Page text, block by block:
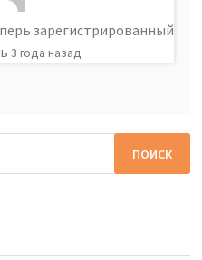
зарегистрированный
3 года назад